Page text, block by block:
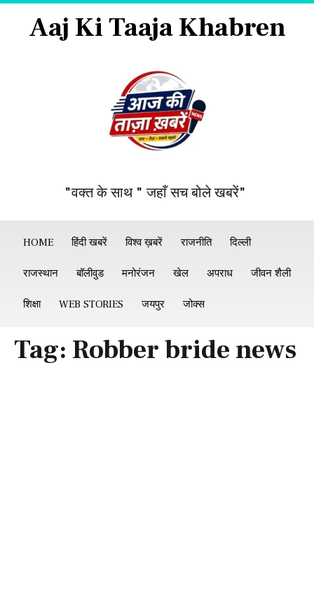
Aaj Ki Taaja Khabren
"वक्त के साथ " जहाँ सच बोले खबरें"
HOME हिंदी खबरें विश्व ख़बरें राजनीति दिल्ली
राजस्थान बॉलीवुड मनोरंजन खेल अपराध जीवन शैली
शिक्षा WEB STORIES जयपुर जोक्स
Tag: Robber bride news